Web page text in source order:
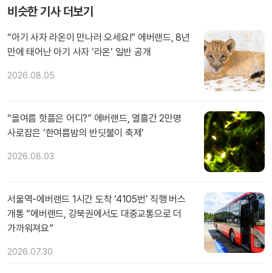
비슷한 기사 더보기
“아기 사자 라온이 만나러 오세요!” 에버랜드, 8년
만에 태어난 아기 사자 ‘라온’ 일반 공개
2026.08.05
“올여름 핫플은 어디?” 에버랜드, 열흘간 2만명
사로잡은 ‘한여름밤의 반딧불이 축제’
2026.08.03
서울역-에버랜드 1시간 도착 ‘4105번’ 직행 버스
개통 “에버랜드, 강북권에서도 대중교통으로 더
가까워져요”
2026.07.30